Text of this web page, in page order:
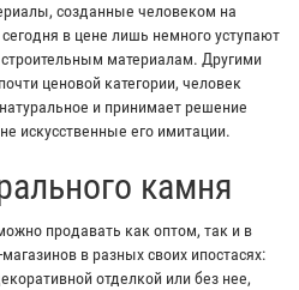
созданные человеком на
в цене лишь немного уступают
материалам. Другими
ценовой категории, человек
и принимает решение
искусственные его имитации.
камня
продавать как оптом, так и в
в разных своих ипостасях:
отделкой или без нее,